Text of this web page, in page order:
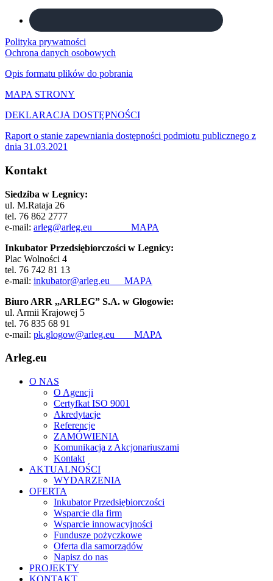
Polityka prywatności
Ochrona danych osobowych
Opis formatu plików do pobrania
MAPA STRONY
DEKLARACJA DOSTĘPNOŚCI
Raport o stanie zapewniania dostępności podmiotu publicznego z
dnia 31.03.2021
Kontakt
Siedziba w Legnicy:
ul. M.Rataja 26
tel. 76 862 2777
e-mail: arleg@arleg.eu MAPA
Inkubator Przedsiębiorczości w Legnicy:
Plac Wolności 4
tel. 76 742 81 13
e-mail: inkubator@arleg.eu MAPA
Biuro ARR ,,ARLEG” S.A. w Głogowie:
ul. Armii Krajowej 5
tel. 76 835 68 91
e-mail: pk.glogow@arleg.eu MAPA
Arleg.eu
O NAS
O Agencji
Certyfkat ISO 9001
Akredytacje
Referencje
ZAMÓWIENIA
Komunikacja z Akcjonariuszami
Kontakt
AKTUALNOŚCI
WYDARZENIA
OFERTA
Inkubator Przedsiębiorczości
Wsparcie dla firm
Wsparcie innowacyjności
Fundusze pożyczkowe
Oferta dla samorządów
Napisz do nas
PROJEKTY